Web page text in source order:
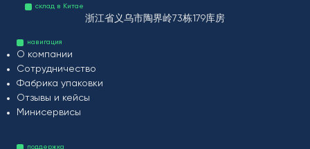
склад в Китае
浙江省义乌市陶界岭73栋179库房
навигация
О компании
Сотрудничество
Фабрика упаковки
Отзывы и кейсы
Минисервисы
поддержка